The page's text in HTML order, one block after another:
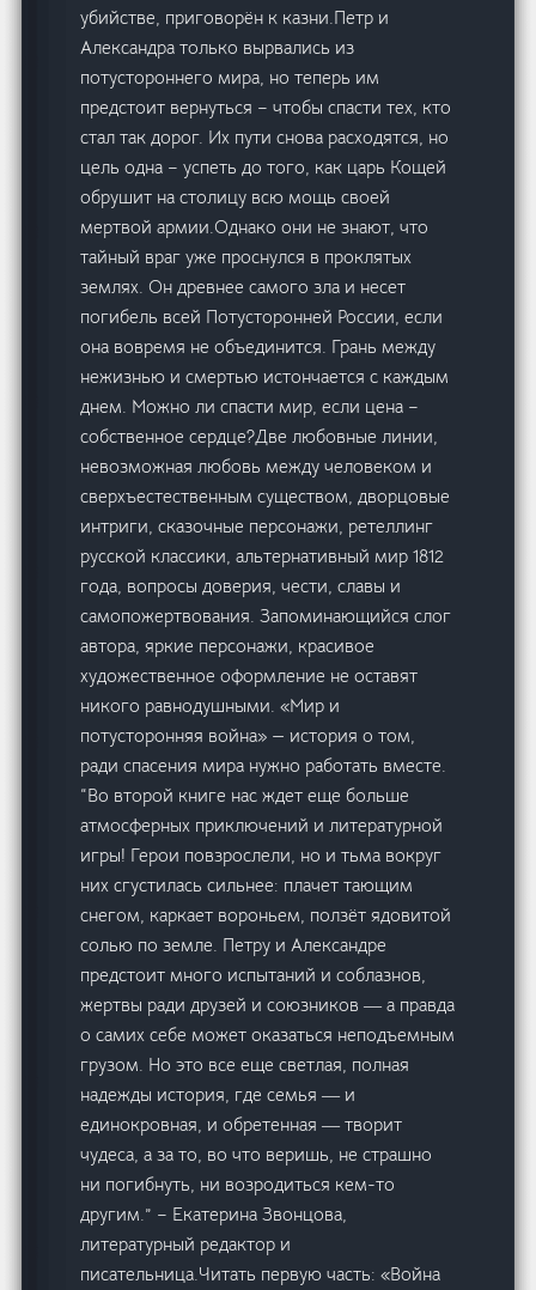
убийстве, приговорён к казни.Петр и
Александра только вырвались из
потустороннего мира, но теперь им
предстоит вернуться – чтобы спасти тех, кто
стал так дорог. Их пути снова расходятся, но
цель одна – успеть до того, как царь Кощей
обрушит на столицу всю мощь своей
мертвой армии.Однако они не знают, что
тайный враг уже проснулся в проклятых
землях. Он древнее самого зла и несет
погибель всей Потусторонней России, если
она вовремя не объединится. Грань между
нежизнью и смертью истончается с каждым
днем. Можно ли спасти мир, если цена –
собственное сердце?Две любовные линии,
невозможная любовь между человеком и
сверхъестественным существом, дворцовые
интриги, сказочные персонажи, ретеллинг
русской классики, альтернативный мир 1812
года, вопросы доверия, чести, славы и
самопожертвования. Запоминающийся слог
автора, яркие персонажи, красивое
художественное оформление не оставят
никого равнодушными. «Мир и
потусторонняя война» — история о том,
ради спасения мира нужно работать вместе.
“Во второй книге нас ждет еще больше
атмосферных приключений и литературной
игры! Герои повзрослели, но и тьма вокруг
них сгустилась сильнее: плачет тающим
снегом, каркает вороньем, ползёт ядовитой
солью по земле. Петру и Александре
предстоит много испытаний и соблазнов,
жертвы ради друзей и союзников ― а правда
о самих себе может оказаться неподъемным
грузом. Но это все еще светлая, полная
надежды история, где семья ― и
единокровная, и обретенная ― творит
чудеса, а за то, во что веришь, не страшно
ни погибнуть, ни возродиться кем-то
другим.” – Екатерина Звонцова,
литературный редактор и
писательница.Читать первую часть: «Война